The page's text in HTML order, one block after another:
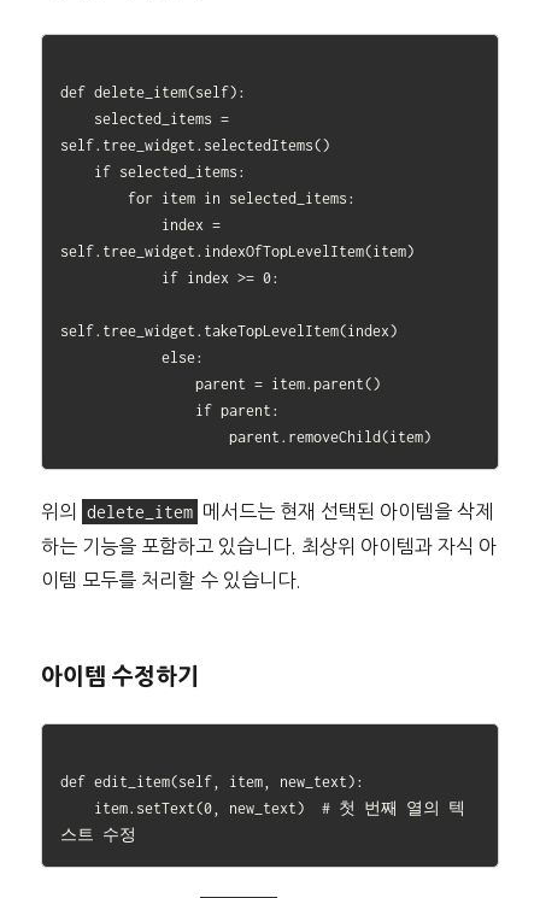
def delete_item(self):
self.tree_widget.selectedItems()
self.tree_widget.indexOfTopLevelItem(item)
self.tree_widget.takeTopLevelItem(index)
            else:
                parent = item.parent()
위의 delete_item 메서드는 현재 선택된 아이템을 삭제
하는 기능을 포함하고 있습니다. 최상위 아이템과 자식 아
이템 모두를 처리할 수 있습니다.
아이템 수정하기
def edit_item(self, item, new_text):